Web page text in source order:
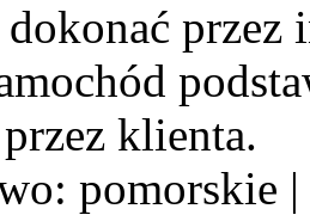
dokonać
klienta.
pomorskie